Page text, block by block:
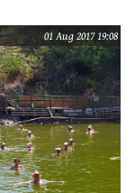
copilului. Iar
mari, încât
miliard lei vechi.
01 Aug 2017 19:08